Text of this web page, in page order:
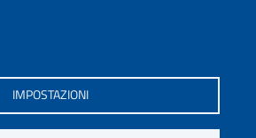
IMPOSTAZIONI